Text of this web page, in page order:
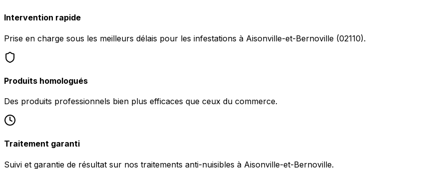
Intervention rapide
Prise en charge sous les meilleurs délais pour les infestations à Aisonville-et-Bernoville (02110).
Produits homologués
Des produits professionnels bien plus efficaces que ceux du commerce.
Traitement garanti
Suivi et garantie de résultat sur nos traitements anti-nuisibles à Aisonville-et-Bernoville.